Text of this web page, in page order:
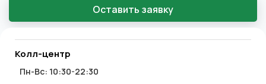
Оставить заявку
Колл-центр
Пн-Вс: 10:30-22:30